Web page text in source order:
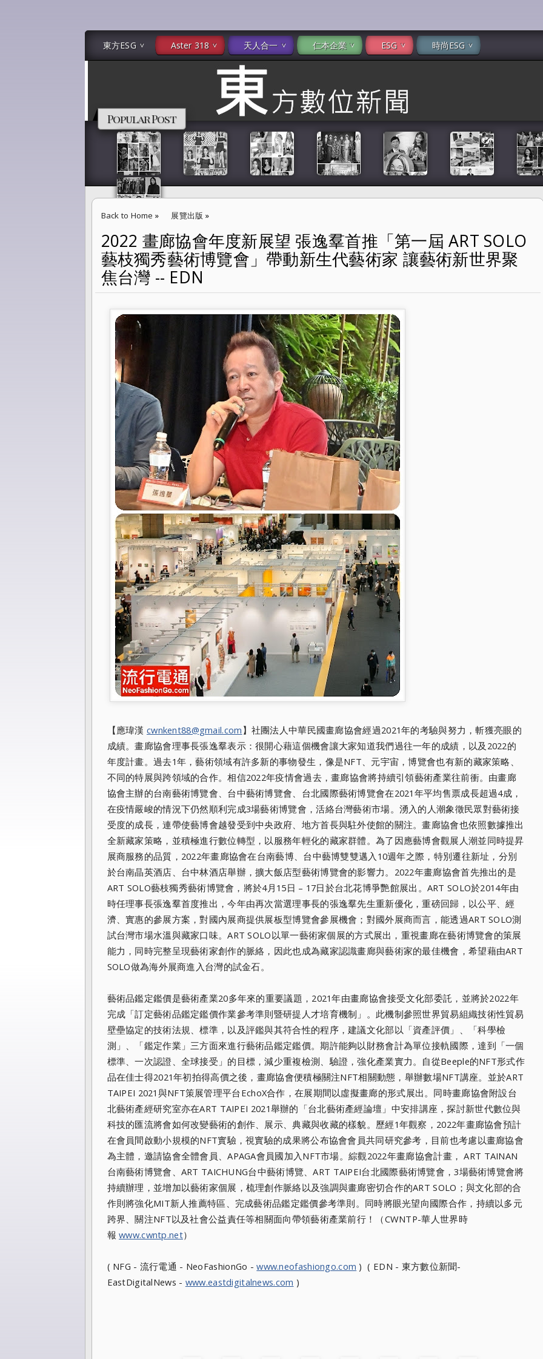
東方ESG Aster 318 天人合一 仁本企業 ESG 時尚ESG
Popular Post
Back to Home » 展覽出版 »
2022 畫廊協會年度新展望 張逸羣首推「第一屆 ART SOLO 藝枝獨秀藝術博覽會」帶動新生代藝術家 讓藝
術新世界聚焦台灣 -- EDN
2022 畫廊協會年度新展望 張逸羣首推「第一屆 ART SOLO
藝枝獨秀藝術博覽會」帶動新生代藝術家 讓藝術新世界聚
焦台灣 -- EDN
【應瑋漢 cwnkent88@gmail.com 】社團法人中華民國畫廊協會經過2021年的考驗與努力，斬獲亮眼的
成績。畫廊協會理事長張逸羣表示：很開心藉這個機會讓大家知道我們過往一年的成績，以及2022的
年度計畫。過去1年，藝術領域有許多新的事物發生，像是NFT、元宇宙，博覽會也有新的藏家策略、
不同的特展與跨領域的合作。相信2022年疫情會過去，畫廊協會將持續引領藝術產業往前衝。由畫廊
協會主辦的台南藝術博覽會、台中藝術博覽會、台北國際藝術博覽會在2021年平均售票成長超過4成，
在疫情嚴峻的情況下仍然順利完成3場藝術博覽會，活絡台灣藝術市場。湧入的人潮象徵民眾對藝術接
受度的成長，連帶使藝博會越發受到中央政府、地方首長與駐外使館的關注。畫廊協會也依照數據推出
全新藏家策略，並積極進行數位轉型，以服務年輕化的藏家群體。為了因應藝博會觀展人潮並同時提昇
展商服務的品質，2022年畫廊協會在台南藝博、台中藝博雙雙邁入10週年之際，特別遷往新址，分別
於台南晶英酒店、台中林酒店舉辦，擴大飯店型藝術博覽會的影響力。2022年畫廊協會首先推出的是
ART SOLO藝枝獨秀藝術博覽會，將於4月15日 – 17日於台北花博爭艷館展出。ART SOLO於2014年由
時任理事長張逸羣首度推出，今年由再次當選理事長的張逸羣先生重新優化，重磅回歸，以公平、經
濟、實惠的參展方案，對國內展商提供展板型博覽會參展機會；對國外展商而言，能透過ART SOLO測
試台灣市場水溫與藏家口味。ART SOLO以單一藝術家個展的方式展出，重視畫廊在藝術博覽會的策展
能力，同時完整呈現藝術家創作的脈絡，因此也成為藏家認識畫廊與藝術家的最佳機會，希望藉由ART
SOLO做為海外展商進入台灣的試金石。
藝術品鑑定鑑價是藝術產業20多年來的重要議題，2021年由畫廊協會接受文化部委託，並將於2022年
完成「訂定藝術品鑑定鑑價作業參考準則暨研提人才培育機制」。此機制參照世界貿易組織技術性貿易
壁壘協定的技術法規、標準，以及評鑑與其符合性的程序，建議文化部以「資產評價」、「科學檢
測」、「鑑定作業」三方面來進行藝術品鑑定鑑價。期許能夠以財務會計為單位接軌國際，達到「一個
標準、一次認證、全球接受」的目標，減少重複檢測、驗證，強化產業實力。自從Beeple的NFT形式作
品在佳士得2021年初拍得高價之後，畫廊協會便積極關注NFT相關動態，舉辦數場NFT講座。並於ART
TAIPEI 2021與NFT策展管理平台EchoX合作，在展期間以虛擬畫廊的形式展出。同時畫廊協會附設台
北藝術產經研究室亦在ART TAIPEI 2021舉辦的「台北藝術產經論壇」中安排講座，探討新世代數位與
科技的匯流將會如何改變藝術的創作、展示、典藏與收藏的樣貌。歷經1年觀察，2022年畫廊協會預計
在會員間啟動小規模的NFT實驗，視實驗的成果將公布協會會員共同研究參考，目前也考慮以畫廊協會
為主體，邀請協會全體會員、APAGA會員國加入NFT市場。綜觀2022年畫廊協會計畫， ART TAINAN
台南藝術博覽會、ART TAICHUNG台中藝術博覽、ART TAIPEI台北國際藝術博覽會，3場藝術博覽會將
持續辦理，並增加以藝術家個展，梳理創作脈絡以及強調與畫廊密切合作的ART SOLO；與文化部的合
作則將強化MIT新人推薦特區、完成藝術品鑑定鑑價參考準則。同時將眼光望向國際合作，持續以多元
跨界、關注NFT以及社會公益責任等相關面向帶領藝術產業前行！（CWNTP-華人世界時
報www.cwntp.net）
( NFG - 流行電通 - NeoFashionGo -www.neofashiongo.com ) ( EDN - 東方數位新聞-
EastDigitalNews - www.eastdigitalnews.com )